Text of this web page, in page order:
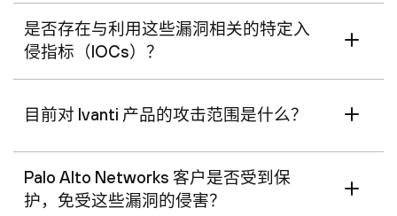
是否存在与利用这些漏洞相关的特定入
侵指标（IOCs）？
目前对 Ivanti 产品的攻击范围是什么？
Palo Alto Networks 客户是否受到保
护，免受这些漏洞的侵害？